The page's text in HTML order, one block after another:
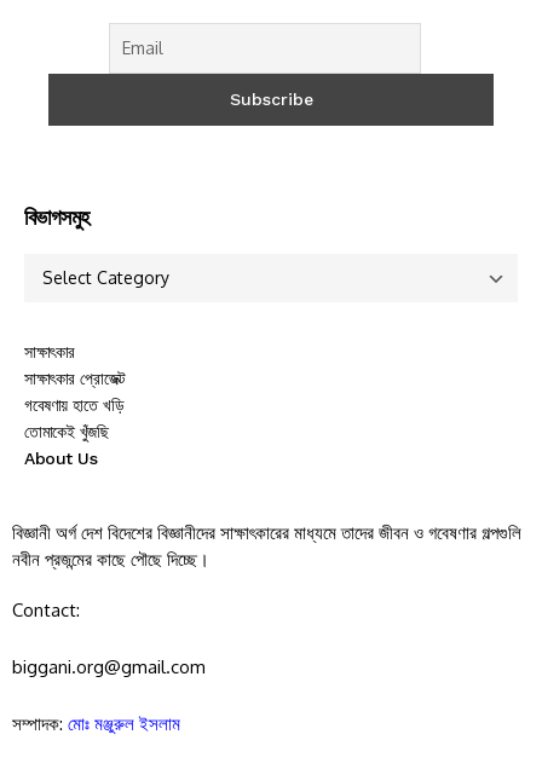
বিভাগসমুহ
সাক্ষাৎকার
সাক্ষাৎকার প্রোজেক্ট
গবেষণায় হাতে খড়ি
তোমাকেই খুঁজছি
About Us
বিজ্ঞানী অর্গ দেশ বিদেশের বিজ্ঞানীদের সাক্ষাৎকারের মাধ্যমে তাদের জীবন ও গবেষণার গল্পগুলি
নবীন প্রজন্মের কাছে পৌছে দিচ্ছে।
Contact:
biggani.org@gmail.com
সম্পাদক: মোঃ মঞ্জুরুল ইসলাম